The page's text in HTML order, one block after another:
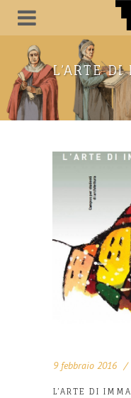
L’ARTE
9 febbraio 2016
L’ARTE DI